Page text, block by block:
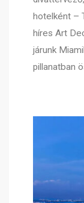
hotelként –
híres Art
járunk
pillanatban